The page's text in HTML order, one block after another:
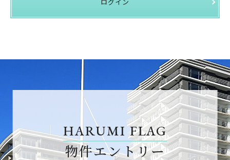
ログイン
HARUMI FLAG
物件エントリー